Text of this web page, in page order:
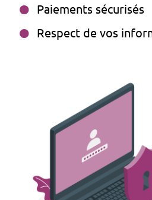
Paiements sécurisés
Respect de vos